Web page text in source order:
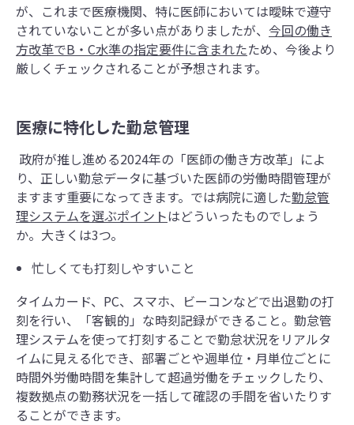
が、これまで医療機関、特に医師においては曖昧で遵守
されていないことが多い点がありましたが、 今回の働き
方改革でB・C水準の指定要件に含まれたため、今後より
厳しくチェックされることが予想されます。
医療に特化した勤怠管理
政府が推し進める2024年の「医師の働き方改革」によ
り、正しい勤怠データに基づいた医師の労働時間管理が
ますます重要になってきます。では病院に適した勤怠管
理システムを選ぶポイントはどういったものでしょう
か。大きくは3つ。
忙しくても打刻しやすいこと
タイムカード、PC、スマホ、ビーコンなどで出退勤の打
刻を行い、「客観的」な時刻記録ができること。勤怠管
理システムを使って打刻することで勤怠状況をリアルタ
イムに見える化でき、部署ごとや週単位・月単位ごとに
時間外労働時間を集計して超過労働をチェックしたり、
複数拠点の勤務状況を一括して確認の手間を省いたりす
ることができます。